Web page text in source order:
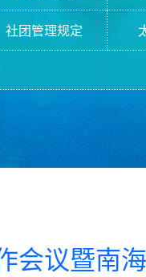
社团管理规定
会议暨南